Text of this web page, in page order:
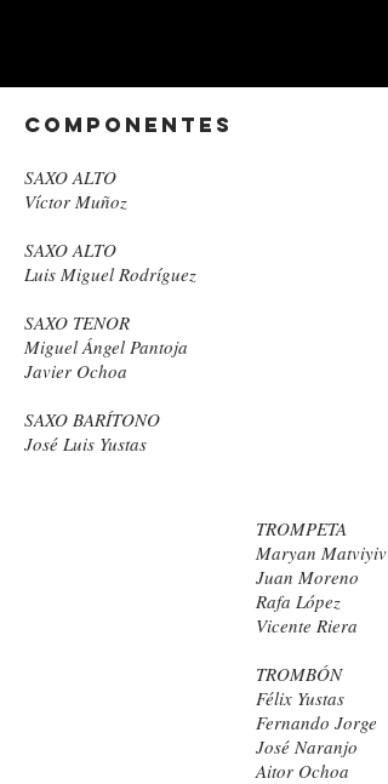
Componentes
SAXO ALTO
Víctor Muñoz
SAXO ALTO
Luis Miguel Rodríguez
SAXO TENOR
Miguel Ángel Pantoja
Javier Ochoa
SAXO BARÍTONO
José Luis Yustas
TROMPETA
Maryan Matviyiv
Juan Moreno
Rafa López
Vicente Riera
TROMBÓN
Félix Yustas
Fernando Jorge
José Naranjo
Aitor Ochoa